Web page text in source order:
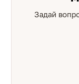
Задай